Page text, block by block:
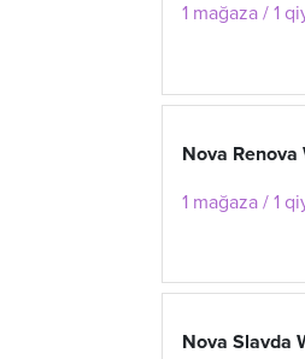
1 mağaza / 1
Nova Renova
1 mağaza / 1
Nova Slavda